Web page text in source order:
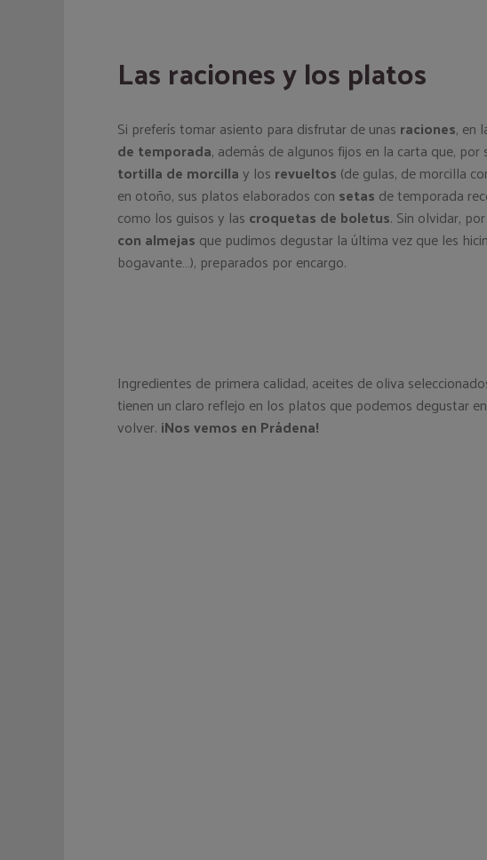
Las raciones y los platos
Si preferís tomar asiento para disfrutar de unas raciones, en
de temporada, además de algunos fijos en la carta que,
tortilla de morcillay los revueltos (de gulas, de morcilla
en otoño, sus platos elaborados con setas de temporada
como los guisos y las croquetas de boletus. Sin olvidar,
con almejas que pudimos degustar la última vez que les
bogavante…), preparados por encargo.
Ingredientes de primera calidad, aceites de oliva
tienen un claro reflejo en los platos que podemos degustar
volver. ¡Nos vemos en Prádena!